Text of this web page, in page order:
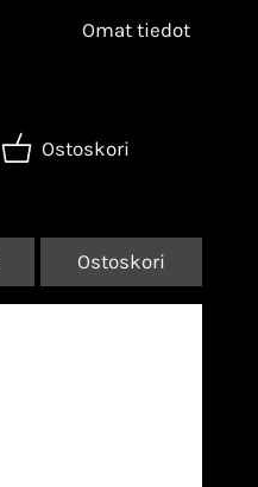
Omat tiedot
Ostoskori
Ostoskori